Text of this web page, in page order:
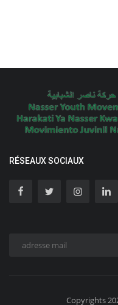
RÉSEAUX SOCIAUX
Copyrights